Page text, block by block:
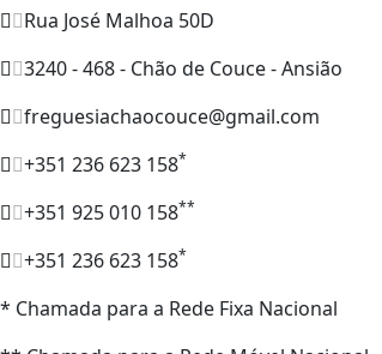
Rua José Malhoa 50D
3240 - 468 - Chão de Couce - Ansião
freguesiachaocouce@gmail.com
+351 236 623 158*
+351 925 010 158**
+351 236 623 158*
* Chamada para a Rede Fixa Nacional